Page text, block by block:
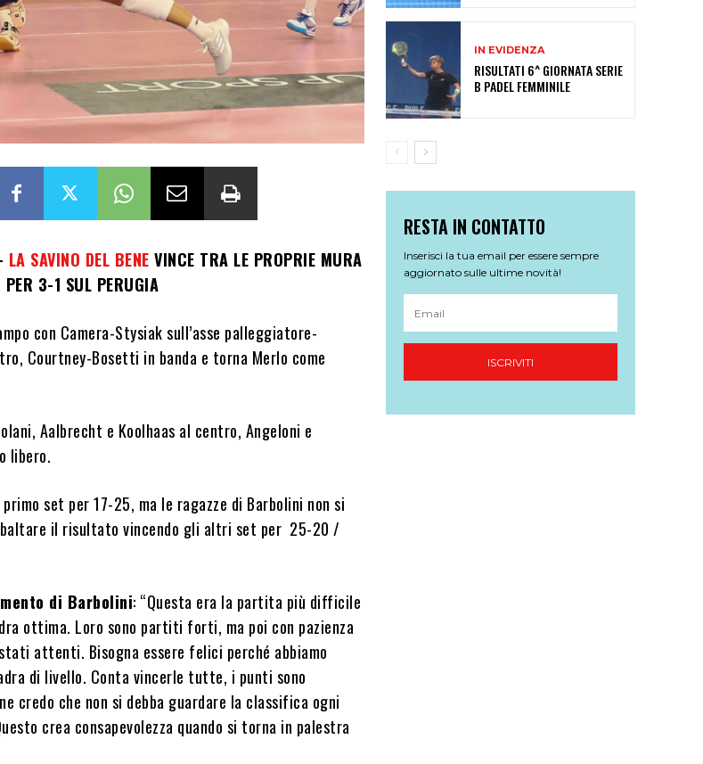
LA SAVINO DEL BENE VINCE TRA LE PROPRIE MURA
PER 3-1 SUL PERUGIA
con Camera-Stysiak sull’asse palleggiatore-
Courtney-Bosetti in banda e torna Merlo come
Aalbrecht e Koolhaas al centro, Angeloni e
libero.
set per 17-25, ma le ragazze di Barbolini non si
il risultato vincendo gli altri set per 25-20 /
di Barbolini: “Questa era la partita più difficile
ottima. Loro sono partiti forti, ma poi con pazienza
attenti. Bisogna essere felici perché abbiamo
di livello. Conta vincerle tutte, i punti sono
credo che non si debba guardare la classifica ogni
crea consapevolezza quando si torna in palestra
IN EVIDENZA
RISULTATI 6^ GIORNATA SERIE
B PADEL FEMMINILE
RESTA IN CONTATTO
Inserisci la tua email per essere sempre
aggiornato sulle ultime novità!
ISCRIVITI